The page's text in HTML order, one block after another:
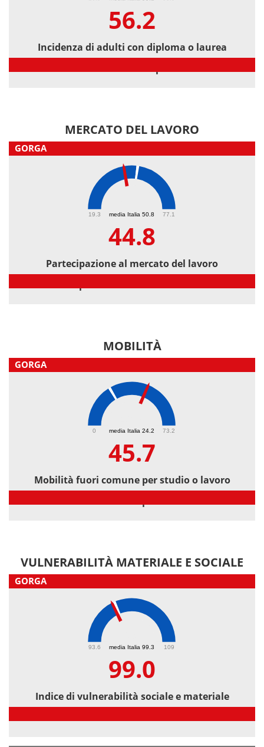
56.2
Incidenza di adulti con diploma o laurea
MERCATO DEL LAVORO
GORGA
media Italia 50.8
19.3 77.1
44.8
Partecipazione al mercato del lavoro
MOBILITÀ
GORGA
media Italia 24.2
0 73.2
45.7
Mobilità fuori comune per studio o lavoro
VULNERABILITÀ MATERIALE E SOCIALE
GORGA
media Italia 99.3
93.6 109
99.0
Indice di vulnerabilità sociale e materiale